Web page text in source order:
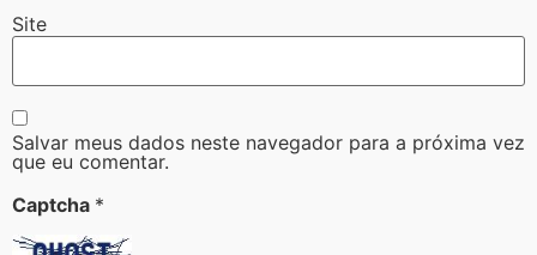
Site
Salvar meus dados neste navegador para a próxima vez
que eu comentar.
Captcha *